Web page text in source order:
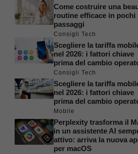
Come costruire una
routine efficace in pochi
passaggi
Consigli Tech
Scegliere la tariffa
nel 2026: i fattori chiave
prima del cambio
Consigli Tech
Scegliere la tariffa
nel 2026: i fattori chiave
prima del cambio
Mobile
Perplexity trasforma il
in un assistente AI
attivo: arriva la nuova
per macOS